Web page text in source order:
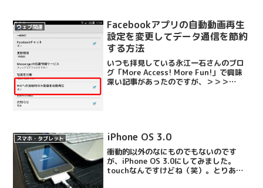
ロード：2010年7月11日自分...
ウェブ関連
Facebookアプリの自動動画再生
設定を変更してデータ通信を節約
する方法
いつも拝見している永江一石さんのブロ
グ「More Access! More Fun!」で興味
深い記事があったのですが、＞＞＞
スマホ・タブレット iPhone OS 3.0
衝動的以外のなにものでもないのです
が、iPhone OS 3.0にしてみました。
touchなんですけどね（笑）。とりあえ